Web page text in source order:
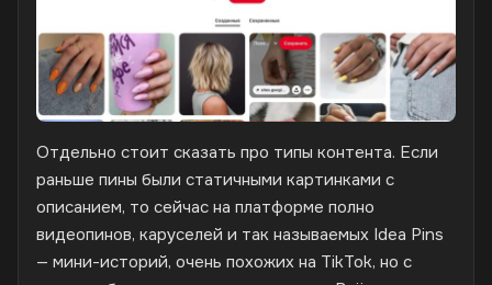
Отдельно стоит сказать про типы контента. Если
раньше пины были статичными картинками с
описанием, то сейчас на платформе полно
видеопинов, каруселей и так называемых Idea Pins
— мини-историй, очень похожих на TikTok, но с